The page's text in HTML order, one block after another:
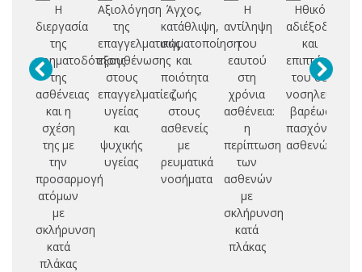
Η
διεργασία
της
νοηματοδότησης
της
ασθένειας
και η
σχέση
της με
την
προσαρμογή
ατόμων
με
σκλήρυνση
κατά
πλάκας
Αξιολόγηση
της
επαγγελματικής
εξουθένωσης
στους
επαγγελματίες
υγείας
και
ψυχικής
υγείας
Άγχος,
κατάθλιψη,
σωματοποίηση
και
ποιότητα
ζωής
στους
ασθενείς
με
ρευματικά
νοσήματα
Η
αντίληψη
του
εαυτού
στη
χρόνια
ασθένεια:
η
περίπτωση
των
ασθενών
με
σκλήρυνση
κατά
πλάκας
Ηθικό
αδιέξοδο
και
επιπτώσεις
του σε
νοσηλευτές
βαρέως
πασχόντων
ασθενών